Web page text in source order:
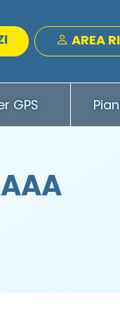
AREA
GPS